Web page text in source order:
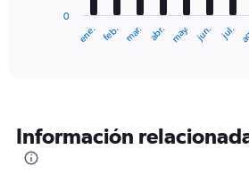
categories.
The
ene. feb. mar. abr. may. jun. jul.
0
Información